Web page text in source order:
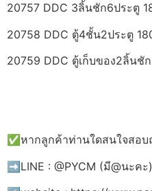
20757 DDC 3ลิ้นชัก6ประตู
20758 DDC ตู้4ชั้น2ประตู
20759 DDC ตู้เก็บของ2ลิ้นชั
✅หากลูกค้าท่านใดสนใจสอบ
➡️LINE : @PYCM (มี@นะคะ)